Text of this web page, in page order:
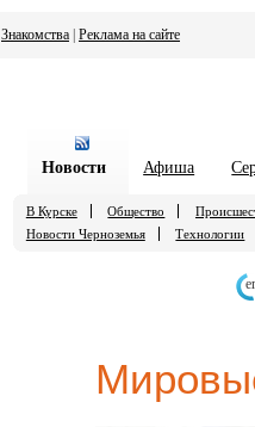
Знакомства Реклама на сайте
Новости Афиша
В Курске Общество
Новости Черноземья
Технологии